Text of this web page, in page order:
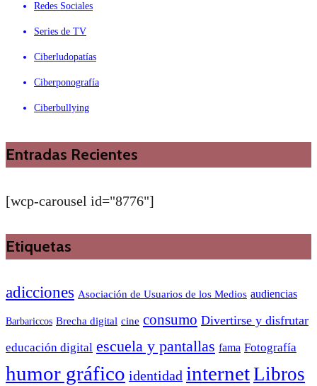
Redes Sociales
Series de TV
Ciberludopatías
Ciberponografía
Ciberbullying
Entradas Recientes
[wcp-carousel id="8776"]
Etiquetas
adicciones Asociación de Usuarios de los Medios audiencias
Barbariccos Brecha digital cine consumo Divertirse y disfrutar
educación digital escuela y pantallas fama Fotografía
humor gráfico identidad internetLibros